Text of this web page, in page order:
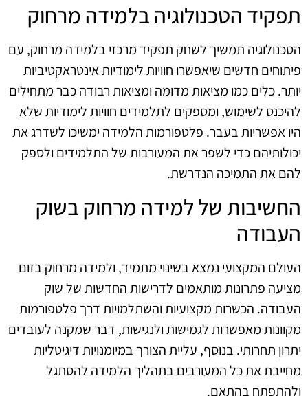
תפקיד הטכנולוגיה בלמידה מרחוק
הטכנולוגיה תמשיך לשחק תפקיד מרכזי בלמידה מרחוק, עם
פיתוחים חדשים שיאפשרו חוויות לימודיות אינטראקטיביות
יותר. כלים כמו מציאות מדומה ומציאות רבודה כבר מתחילים
להיכנס לשימוש, ומספקים לתלמידים חוויות לימודיות שלא
היו אפשריות בעבר. פלטפורמות הלמידה ימשיכו לשדרג את
יכולותיהם כדי לשפר את המעורבות של התלמידים ולספק
להם את התמיכה הנדרשת.
החשיבות של למידה מרחוק בשוק
העבודה
העולם המקצועי נמצא בשינוי מתמיד, ולמידה מרחוק בזום
מציעה פתרונות מותאמים לדרישות החדשות של שוק
העבודה. הכשרות מקצועיות והשתלמויות דרך פלטפורמות
מקוונות מאפשרות לגמישות ולנגישות, דבר שמקנה לעובדים
יתרון תחרותי. בנוסף, עליית הצורך במיומנויות דיגיטליות
מחייבת את כל המעורבים בתהליך הלמידה להסתגל
ולהתפתח בהתאם.